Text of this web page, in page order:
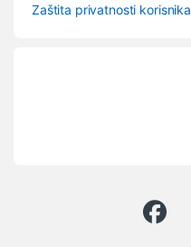
Zaštita privatnosti korisnika